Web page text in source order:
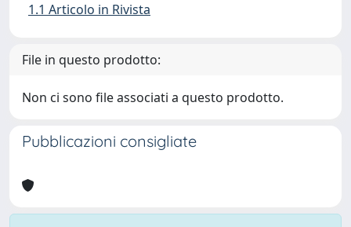
1.1 Articolo in Rivista
File in questo prodotto:
Non ci sono file associati a questo prodotto.
Pubblicazioni consigliate